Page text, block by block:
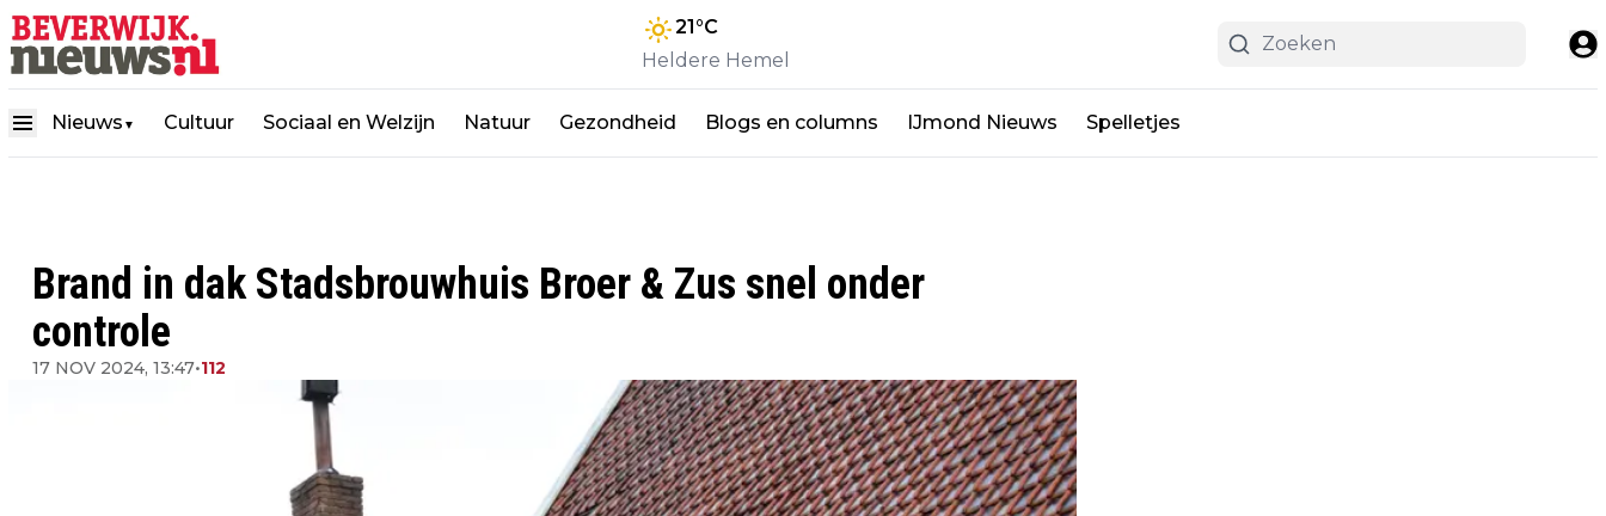
21°C
Heldere Hemel
Nieuws ▼ Cultuur Sociaal en Welzijn Natuur Gezondheid Blogs en columns IJmond Nieuws Spelletjes
Brand in dak Stadsbrouwhuis Broer & Zus snel onder
controle
17 NOV 2024, 13:47•112